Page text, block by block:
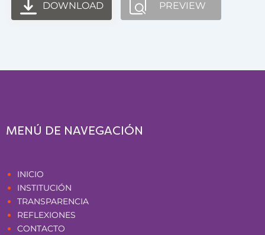
DOWNLOAD PREVIEW
MENÚ DE NAVEGACIÓN
INICIO
INSTITUCIÓN
TRANSPARENCIA
REFLEXIONES
CONTACTO